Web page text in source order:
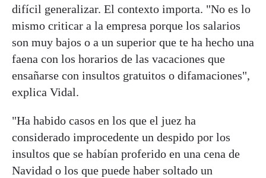
difícil generalizar. El contexto importa. "No es lo
mismo criticar a la empresa porque los salarios
son muy bajos o a un superior que te ha hecho una
faena con los horarios de las vacaciones que
ensañarse con insultos gratuitos o difamaciones",
explica Vidal.
"Ha habido casos en los que el juez ha
considerado improcedente un despido por los
insultos que se habían proferido en una cena de
Navidad o los que puede haber soltado un